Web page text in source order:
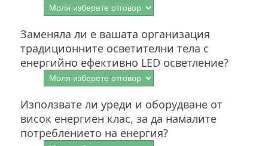
Заменяла ли е вашата организация
традиционните осветителни тела с
енергийно ефективно LED осветление?
Използвате ли уреди и оборудване от
висок енергиен клас, за да намалите
потреблението на енергия?